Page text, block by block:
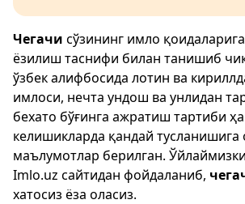
Чегачи сўзининг имло
ёзилиш таснифи билан танишиб
ўзбек алифбосида лотин ва
имлоси, нечта ундош ва унлидан
бехато бўғинга ажратиш тартиби
келишикларда қандай тусланишига
маълумотлар берилган.
Imlo.uz сайтидан фойдаланиб,
хатосиз ёза оласиз.